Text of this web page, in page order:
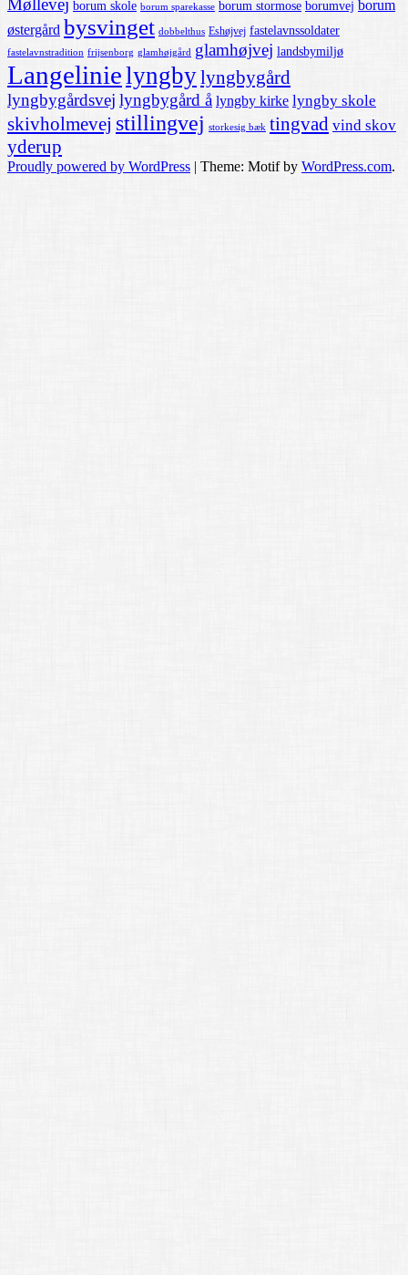
Møllevej borum skole borum sparekasse borum stormose borumvej borum
østergård bysvinget dobbelthus Eshøjvej fastelavnssoldater
fastelavnstradition frijsenborg glamhøjgård glamhøjvej landsbymiljø
Langelinielyngbylyngbygård
lyngbygårdsvej lyngbygård å lyngby kirke lyngby skole
skivholmevej stillingvej storkesig bæk tingvad vind skov
yderup
Proudly powered by WordPress | Theme: Motif by WordPress.com.